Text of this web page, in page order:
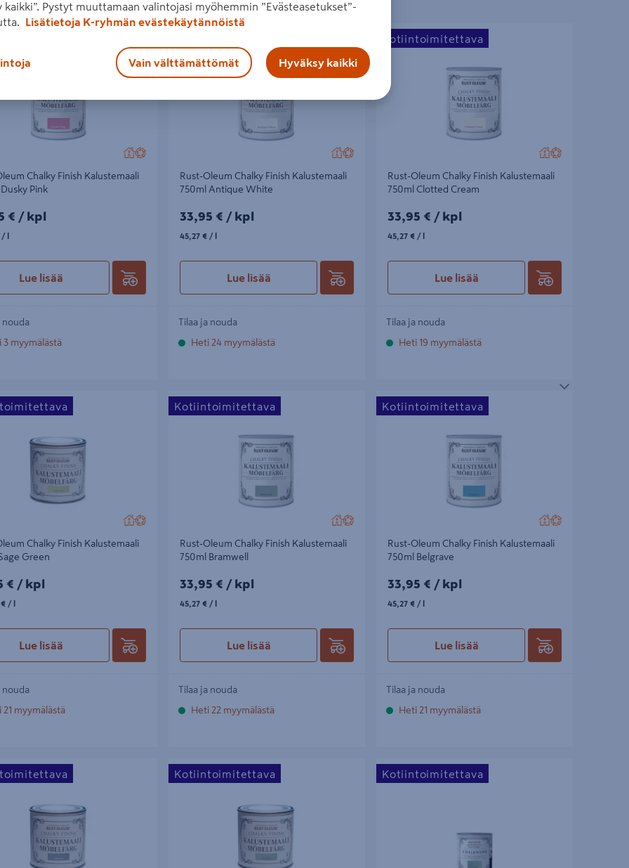
62 tuotetta
Chalky Finish Kalustemaali 750ml
Chalky Finish Kalustemaali
Pink
kpl
€ / kpl
/ l
Lue lisää
nouda
3 myymälästä
Rust-Oleum Chalky Finish Kalustemaali 750ml
Rust-Oleum Chalky Finish Kalustemaali
750ml Antique White
33,95€/kpl
33,95 € / kpl
45,27 € / l
Lue lisää
Tilaa ja nouda
Heti 24 myymälästä
Rust-Oleum Chalky Finish Kalustemaali 750ml
Clotted Cream
Rust-Oleum Chalky Finish Kalustemaali
750ml Clotted Cream
33,95€/kpl
33,95 € / kpl
45,27 € / l
Lue lisää
Kotiintoimitettava
Tilaa ja nouda
Heti 19 myymälästä
Chalky Finish Kalustemaali 125ml
Chalky Finish Kalustemaali
Green
kpl
€ / kpl
/ l
Lue lisää
nouda
21 myymälästä
Rust-Oleum Chalky Finish Kalustemaali 750ml
Bramwell
Rust-Oleum Chalky Finish Kalustemaali
750ml Bramwell
33,95€/kpl
33,95 € / kpl
45,27 € / l
Lue lisää
Kotiintoimitettava
Tilaa ja nouda
Heti 22 myymälästä
Rust-Oleum Chalky Finish Kalustemaali 750ml
Belgrave
Rust-Oleum Chalky Finish Kalustemaali
750ml Belgrave
33,95€/kpl
33,95 € / kpl
45,27 € / l
Lue lisää
Kotiintoimitettava
Tilaa ja nouda
Heti 21 myymälästä
Chalky Finish Kalustemaali 125ml
Rust-Oleum Chalky Finish Kalustemaali 125ml
Bramwell
Kotiintoimitettava
Rust-Oleum Seinämaali Chalkwash 1l Tuscan
Olive Green
Kotiintoimitettava
kaikki”. Pystyt muuttamaan valintojasi myöhemmin ”Evästeasetukset”-
Lisätietoja K-ryhmän evästekäytännöistä
Vain välttämättömät Hyväksy kaikki